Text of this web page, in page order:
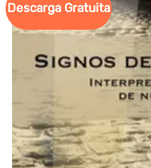
Descarga Gratuita